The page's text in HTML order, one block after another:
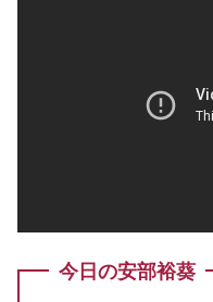
今日の安部裕葵